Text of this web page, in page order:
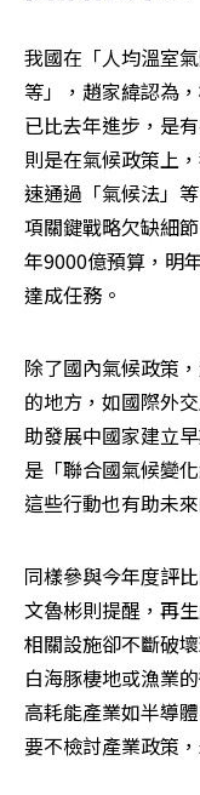
我國在「人均溫室
等」，趙家緯認為
已比去年進步，是
則是在氣候政策上
速通過「氣候法」
項關鍵戰略欠缺細
年9000億預算，明
達成任務。
除了國內氣候政策
的地方，如國際外
助發展中國家建立
是「聯合國氣候變
這些行動也有助未
同樣參與今年度評
文魯彬則提醒，再
相關設施卻不斷破
白海豚棲地或漁業
高耗能產業如半導
要不檢討產業政策